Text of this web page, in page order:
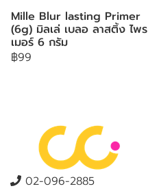
Mille Blur lasting Primer
(6g) มิลเล่ เบลอ ลาสติ้ง ไพร
เมอร์ 6 กรัม
฿99
02-096-2885